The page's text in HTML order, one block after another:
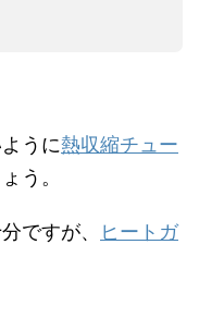
うに熱収縮チュー
う。
ですが、
ヒートガ